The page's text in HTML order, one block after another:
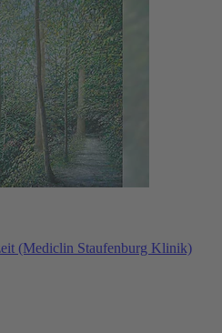
(Mediclin Staufenburg Klinik)